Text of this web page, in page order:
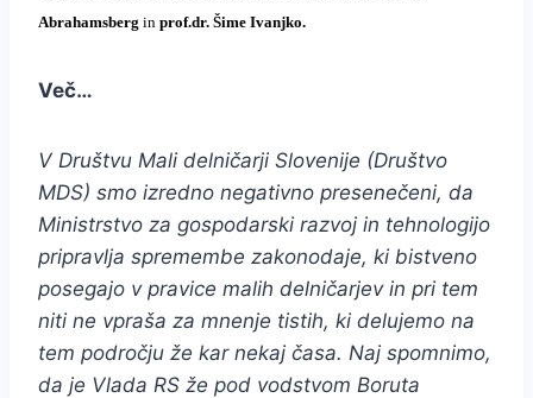
Abrahamsberg in prof.dr. Šime Ivanjko.
Več…
V Društvu Mali delničarji Slovenije (Društvo
MDS) smo izredno negativno presenečeni, da
Ministrstvo za gospodarski razvoj in tehnologijo
pripravlja spremembe zakonodaje, ki bistveno
posegajo v pravice malih delničarjev in pri tem
niti ne vpraša za mnenje tistih, ki delujemo na
tem področju že kar nekaj časa. Naj spomnimo,
da je Vlada RS že pod vodstvom Boruta